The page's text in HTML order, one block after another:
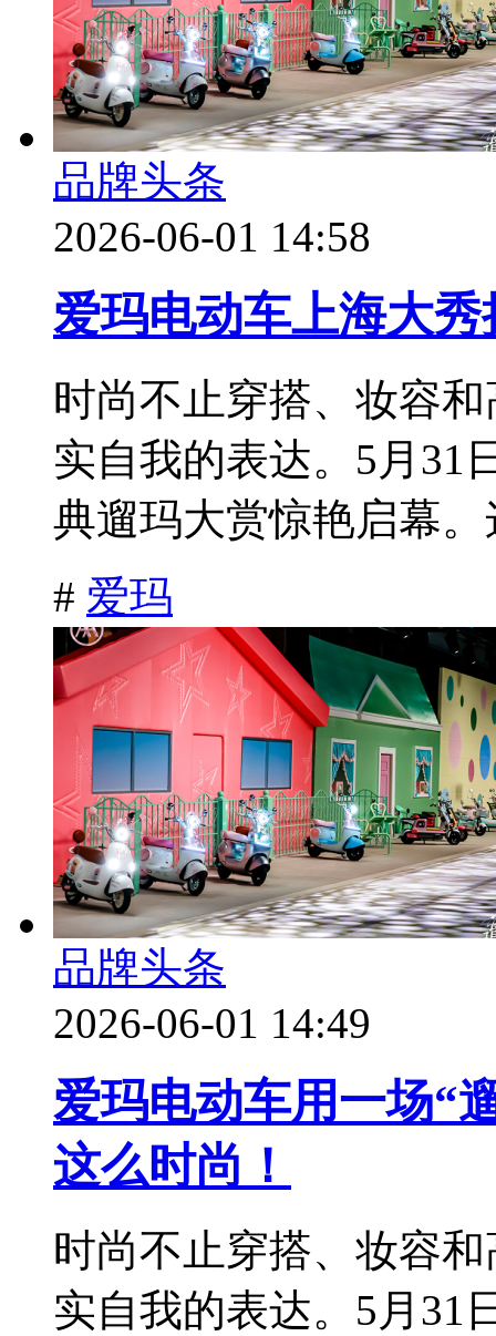
品牌头条
2026-06-01 14:58
爱玛电动车上海大
时尚不止穿搭、妆容
实自我的表达。5月31
典遛玛大赏惊艳启幕。
# 爱玛
品牌头条
2026-06-01 14:49
爱玛电动车用一场“
这么时尚！
时尚不止穿搭、妆容
实自我的表达。5月31